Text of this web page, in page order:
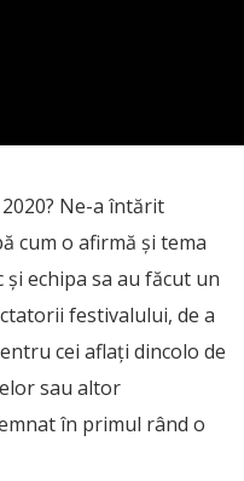
Ne-a întărit
cum o afirmă și tema
echipa sa au făcut un
festivalului, de a
cei aflați dincolo de
sau altor
în primul rând o